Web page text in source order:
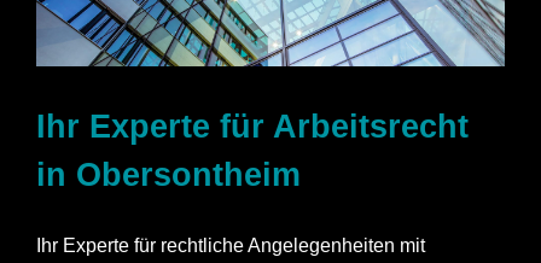
Ihr Experte für Arbeitsrecht
in Obersontheim
Ihr Experte für rechtliche Angelegenheiten mit